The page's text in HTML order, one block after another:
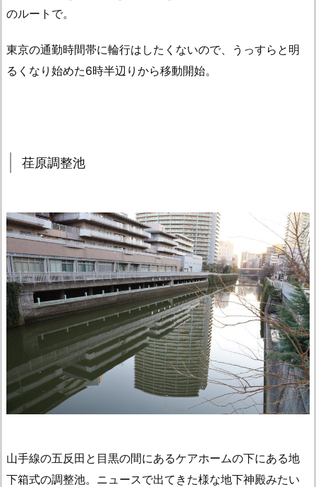
のルートで。
東京の通勤時間帯に輪行はしたくないので、うっすらと明
るくなり始めた6時半辺りから移動開始。
荏原調整池
山手線の五反田と目黒の間にあるケアホームの下にある地
下箱式の調整池。ニュースで出てきた様な地下神殿みたい